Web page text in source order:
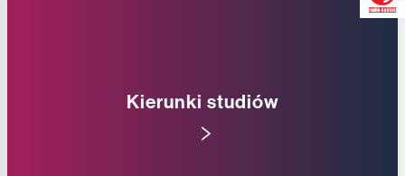
Kierunki studiów